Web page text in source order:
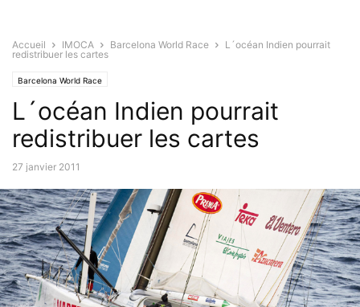
Accueil IMOCA Barcelona World Race
L´océan Indien pourrait
redistribuer les cartes
Barcelona World Race
L´océan Indien pourrait
redistribuer les cartes
27 janvier 2011